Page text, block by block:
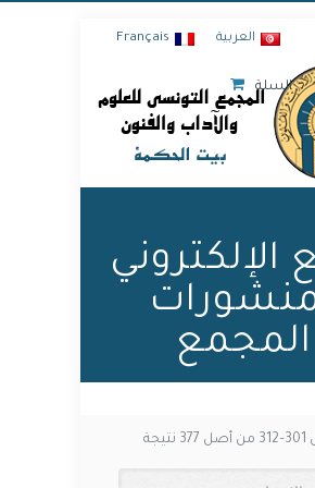
العربية Français
السلة
الإلكتروني
المجمع